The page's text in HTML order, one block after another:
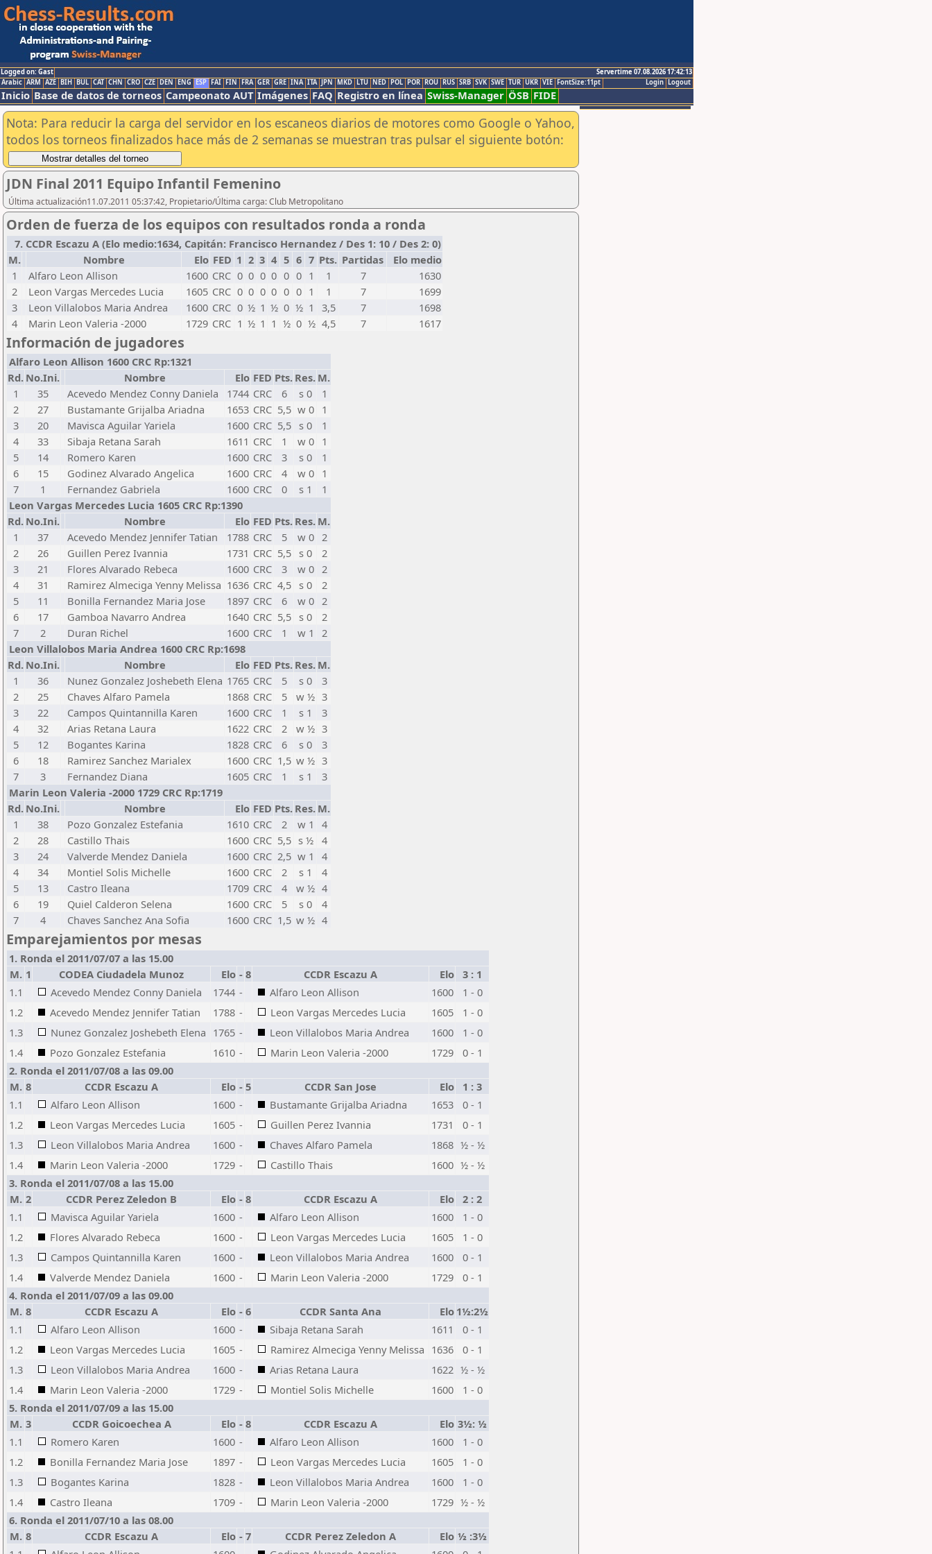
Logged on: Gast
Servertime 07.08.2026 17:42:13
Logout
Login
Arabic ARM AZE BIH BUL CAT CHN CRO CZE DEN ENG ESP FAI FIN FRA GER GRE INA ITA JPN MKD LTU NED POL POR ROU RUS SRB SVK SWE TUR UKR VIE FontSize:11pt
Inicio Base de datos de torneos Campeonato AUT Imágenes FAQ Registro en línea Swiss-Manager ÖSB FIDE
Nota: Para reducir la carga del servidor en los escaneos diarios de motores como Google o Yahoo,
todos los torneos finalizados hace más de 2 semanas se muestran tras pulsar el siguiente botón:
JDN Final 2011 Equipo Infantil Femenino
Última actualización11.07.2011 05:37:42, Propietario/Última carga: Club Metropolitano
Orden de fuerza de los equipos con resultados ronda a ronda
7. CCDR Escazu A (Elo medio:1634, Capitán: Francisco Hernandez / Des 1: 10 / Des 2: 0)
M.
Nombre Elo FED 1 2 3 4 5 6 7 Pts. Partidas
Elo medio
1
Alfaro Leon Allison 1600 CRC 0 0 0 0 0 0 1 1 7
1630
2
Leon Vargas Mercedes Lucia 1605 CRC 0 0 0 0 0 0 1 1 7
1699
3
Leon Villalobos Maria Andrea 1600 CRC 0 ½ 1 ½ 0 ½ 1 3,5 7
1698
4
Marin Leon Valeria -2000 1729 CRC 1 ½ 1 1 ½ 0 ½ 4,5 7 1617
Información de jugadores
Alfaro Leon Allison 1600 CRC Rp:1321
Rd. No.Ini. Nombre Elo FED Pts. Res. M.
1
35 Acevedo Mendez Conny Daniela 1744 CRC 6 s 0
1
2
27 Bustamante Grijalba Ariadna 1653 CRC 5,5 w 0
1
3
20 Mavisca Aguilar Yariela 1600 CRC 5,5 s 0
1
4
33 Sibaja Retana Sarah 1611 CRC 1 w 0
1
5
14 Romero Karen 1600 CRC 3 s 0
1
6
15 Godinez Alvarado Angelica 1600 CRC 4 w 0
1
7
1 Fernandez Gabriela 1600 CRC 0 s 1
1
Leon Vargas Mercedes Lucia 1605 CRC Rp:1390
Rd. No.Ini. Nombre Elo FED Pts. Res. M.
1
37 Acevedo Mendez Jennifer Tatian 1788 CRC 5 w 0 2
2
26 Guillen Perez Ivannia 1731 CRC 5,5 s 0
2
3
21 Flores Alvarado Rebeca 1600 CRC 3 w 0 2
4
31 Ramirez Almeciga Yenny Melissa 1636 CRC 4,5 s 0
2
5
11 Bonilla Fernandez Maria Jose 1897 CRC 6 w 0 2
6
17 Gamboa Navarro Andrea 1640 CRC 5,5 s 0
2
7
2 Duran Richel 1600 CRC 1 w 1
2
Leon Villalobos Maria Andrea 1600 CRC Rp:1698
Rd. No.Ini. Nombre Elo FED Pts. Res. M.
1
36 Nunez Gonzalez Joshebeth Elena 1765 CRC 5 s 0
3
2
25 Chaves Alfaro Pamela 1868 CRC 5 w ½ 3
3
22 Campos Quintannilla Karen 1600 CRC 1 s 1
3
4
32 Arias Retana Laura 1622 CRC 2 w ½ 3
5
12 Bogantes Karina 1828 CRC 6 s 0
3
6
18 Ramirez Sanchez Marialex 1600 CRC 1,5 w ½ 3
7
3 Fernandez Diana 1605 CRC 1 s 1
3
Marin Leon Valeria -2000 1729 CRC Rp:1719
Rd. No.Ini. Nombre Elo FED Pts. Res. M.
1
38 Pozo Gonzalez Estefania 1610 CRC 2 w 1
4
2
28 Castillo Thais 1600 CRC 5,5 s ½
4
3
24 Valverde Mendez Daniela 1600 CRC 2,5 w 1
4
4
34 Montiel Solis Michelle 1600 CRC 2 s 1
4
5
13 Castro Ileana 1709 CRC 4 w ½ 4
6
19 Quiel Calderon Selena 1600 CRC 5 s 0
4
7
4 Chaves Sanchez Ana Sofia 1600 CRC 1,5 w ½ 4
Emparejamientos por mesas
1. Ronda el 2011/07/07 a las 15.00
M. 1 CODEA Ciudadela Munoz Elo - 8 CCDR Escazu A Elo 3 : 1
1.1
Acevedo Mendez Conny Daniela 1744 - Alfaro Leon Allison 1600
1 - 0
1.2
Acevedo Mendez Jennifer Tatian 1788 - Leon Vargas Mercedes Lucia 1605
1 - 0
1.3
Nunez Gonzalez Joshebeth Elena 1765 - Leon Villalobos Maria Andrea 1600
1 - 0
1.4
Pozo Gonzalez Estefania 1610 - Marin Leon Valeria -2000 1729
0 - 1
2. Ronda el 2011/07/08 a las 09.00
M. 8 CCDR Escazu A Elo - 5 CCDR San Jose Elo
1 : 3
1.1
Alfaro Leon Allison 1600 - Bustamante Grijalba Ariadna 1653
0 - 1
1.2
Leon Vargas Mercedes Lucia 1605 - Guillen Perez Ivannia 1731
0 - 1
1.3
Leon Villalobos Maria Andrea 1600 - Chaves Alfaro Pamela 1868 ½ - ½
1.4
Marin Leon Valeria -2000 1729 - Castillo Thais 1600 ½ - ½
3. Ronda el 2011/07/08 a las 15.00
M. 2 CCDR Perez Zeledon B Elo - 8 CCDR Escazu A Elo 2 : 2
1.1
Mavisca Aguilar Yariela 1600 - Alfaro Leon Allison 1600
1 - 0
1.2
Flores Alvarado Rebeca 1600 - Leon Vargas Mercedes Lucia 1605
1 - 0
1.3
Campos Quintannilla Karen 1600 - Leon Villalobos Maria Andrea 1600
0 - 1
1.4
Valverde Mendez Daniela 1600 - Marin Leon Valeria -2000 1729
0 - 1
4. Ronda el 2011/07/09 a las 09.00
M. 8 CCDR Escazu A Elo - 6 CCDR Santa Ana Elo 1½:2½
1.1
Alfaro Leon Allison 1600 - Sibaja Retana Sarah 1611
0 - 1
1.2
Leon Vargas Mercedes Lucia 1605 - Ramirez Almeciga Yenny Melissa 1636
0 - 1
1.3
Leon Villalobos Maria Andrea 1600 - Arias Retana Laura 1622 ½ - ½
1.4
Marin Leon Valeria -2000 1729 - Montiel Solis Michelle 1600
1 - 0
5. Ronda el 2011/07/09 a las 15.00
M. 3 CCDR Goicoechea A Elo - 8 CCDR Escazu A Elo 3½: ½
1.1
Romero Karen 1600 - Alfaro Leon Allison 1600
1 - 0
1.2
Bonilla Fernandez Maria Jose 1897 - Leon Vargas Mercedes Lucia 1605
1 - 0
1.3
Bogantes Karina 1828 - Leon Villalobos Maria Andrea 1600
1 - 0
1.4
Castro Ileana 1709 - Marin Leon Valeria -2000 1729 ½ - ½
6. Ronda el 2011/07/10 a las 08.00
M. 8 CCDR Escazu A Elo - 7 CCDR Perez Zeledon A Elo ½ :3½